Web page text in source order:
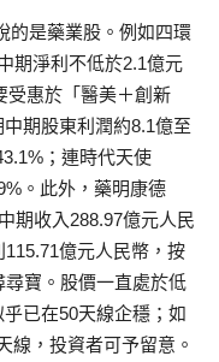
的是藥業股。例如四環
期淨利不低於2.1億元
受惠於「醫美＋創新
期股東利潤約8.1億至
；連時代天使
。此外，藥明康德
期收入288.97億元人民
億元人民幣，按
寶。股價一直處於低
已在50天線企穩；如
線，投資者可予留意。